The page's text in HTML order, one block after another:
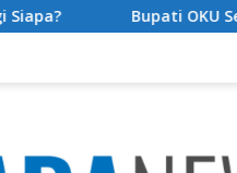
OKU Selatan Resmi Buka